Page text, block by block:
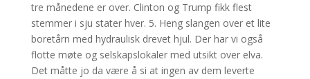
tre månedene er over. Clinton og Trump fikk flest
stemmer i sju stater hver. 5. Heng slangen over et lite
boretårn med hydraulisk drevet hjul. Der har vi også
flotte møte og selskapslokaler med utsikt over elva.
Det måtte jo da være å si at ingen av dem leverte